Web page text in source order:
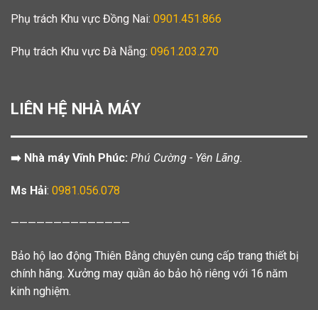
Phụ trách Khu vực Đồng Nai: 0901.451.866
Phụ trách Khu vực Đà Nẵng: 0961.203.270
LIÊN HỆ NHÀ MÁY
➡️ Nhà máy Vĩnh Phúc: Phú Cường - Yên Lãng.
Ms Hải: 0981.056.078
——————————————
Bảo hộ lao động Thiên Bằng chuyên cung cấp trang thiết bị
chính hãng. Xưởng may quần áo bảo hộ riêng với 16 năm
kinh nghiệm.